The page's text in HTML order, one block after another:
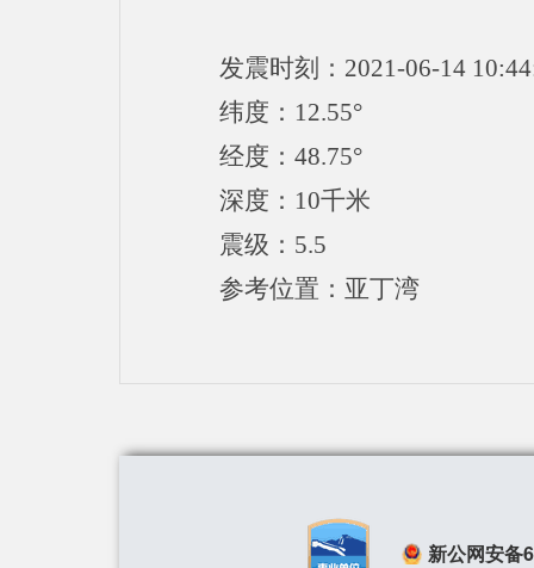
发震时刻：2021-06-14
纬度：12.55°
经度：48.75°
深度：10千米
震级：5.5
参考位置：亚丁湾
新公网安备